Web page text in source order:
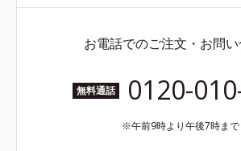
お電話でのご注文・お問
無料通話 0120-
午前9時より午後7時まで